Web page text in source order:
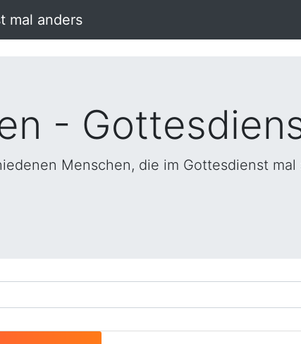
mal anders
-
Menschen, die im Gottesdienst mal